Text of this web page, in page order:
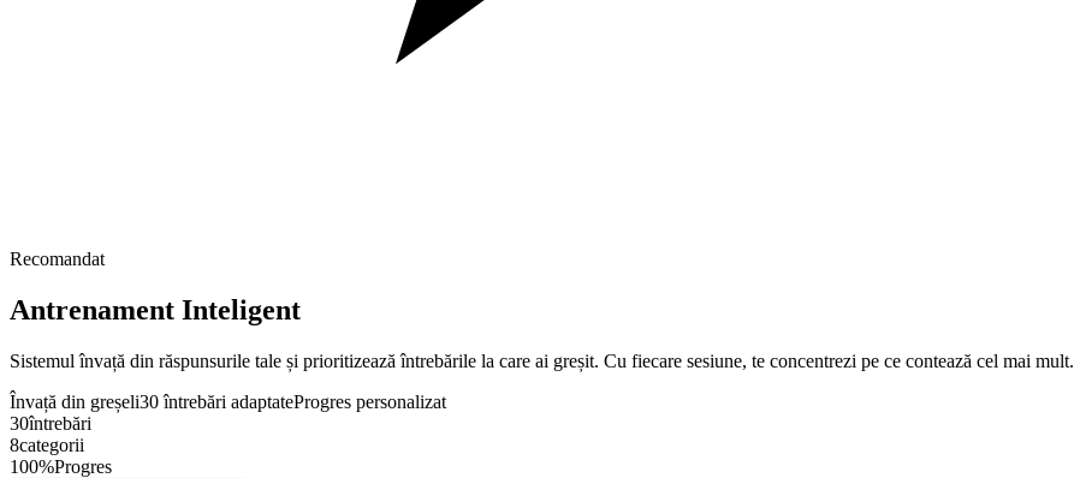
Recomandat
Antrenament Inteligent
Sistemul învață din răspunsurile tale și prioritizează întrebările la care ai greșit. Cu fiecare sesiune, te concentrezi pe ce contează cel mai mult.
Învață din greșeli30 întrebări adaptateProgres personalizat
30întrebări
8categorii
100%Progres